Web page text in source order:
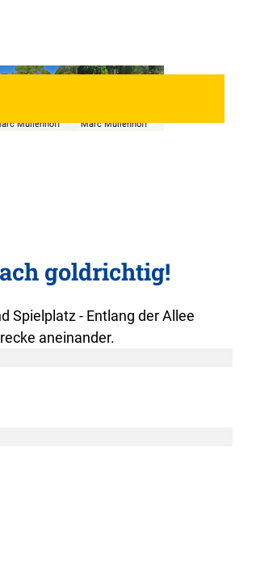
Müllenhoff
Marc Müllenhoff
goldrichtig!
Spielplatz - Entlang der Allee
aneinander.